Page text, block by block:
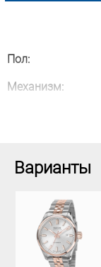
Пол:
Механизм:
Варианты